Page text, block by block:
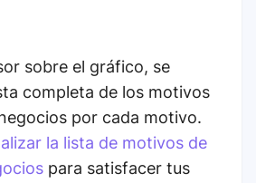
sobre el gráfico, se
completa de los motivos
por cada motivo.
la lista de motivos de
para satisfacer tus